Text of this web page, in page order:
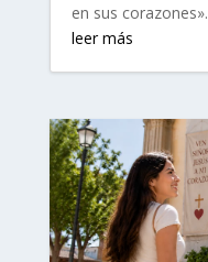
en sus corazones».
leer más